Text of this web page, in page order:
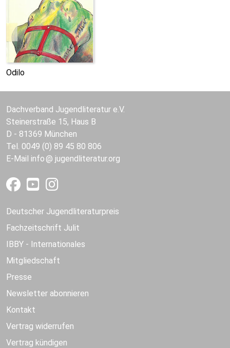
Odilo
Dachverband Jugendliteratur e.V.
Steinerstraße 15, Haus B
D - 81369 München
Tel. 0049 (0) 89 45 80 806
E-Mail info jugendliteratur.org
Deutscher Jugendliteraturpreis
Fachzeitschrift Julit
IBBY - Internationales
Mitgliedschaft
Presse
Newsletter abonnieren
Kontakt
Vertrag widerrufen
Vertrag kündigen